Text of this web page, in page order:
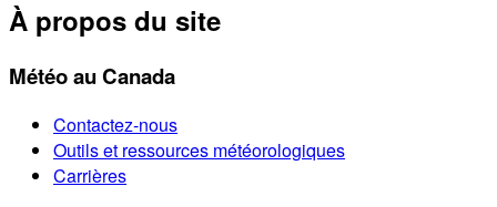
À propos du site
Météo au Canada
Contactez-nous
Outils et ressources météorologiques
Carrières